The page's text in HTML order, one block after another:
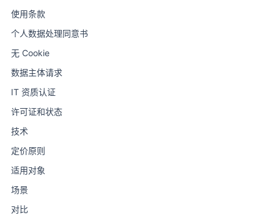
使用条款
个人数据处理同意书
无 Cookie
数据主体请求
IT 资质认证
许可证和状态
技术
定价原则
适用对象
场景
对比